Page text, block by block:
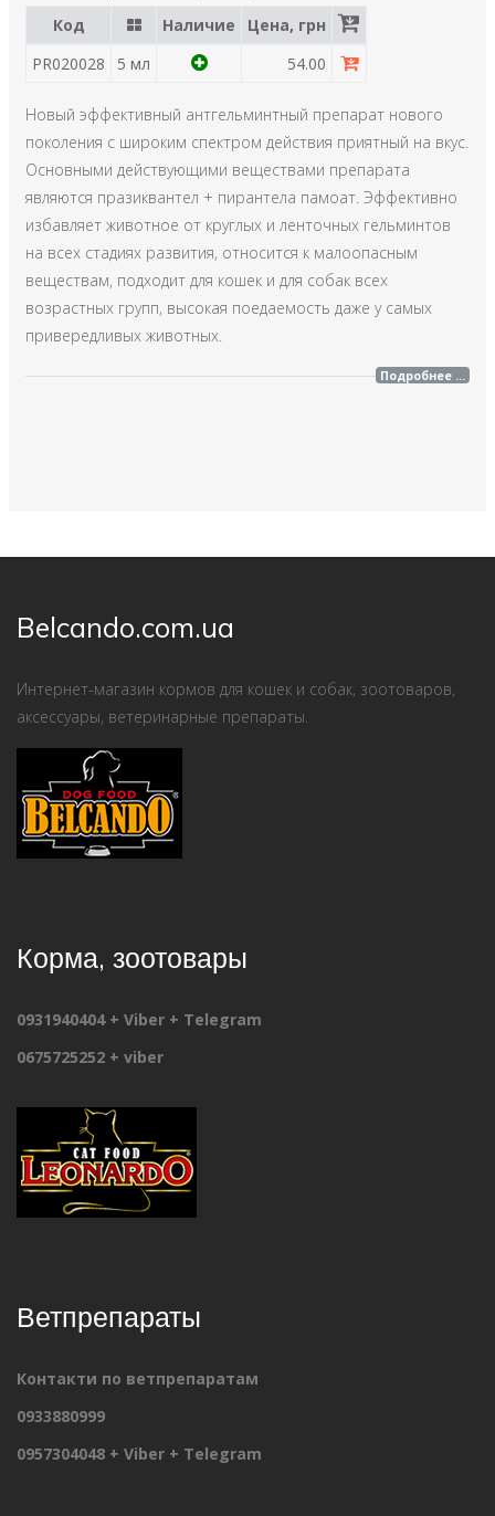
Код Наличие
Цена, грн
PR020028
5 мл 54.00
Новый эффективный антгельминтный препарат нового
поколения с широким спектром действия приятный на вкус.
Основными действующими веществами препарата
являются празиквантел + пирантела памоат. Эффективно
избавляет животное от круглых и ленточных гельминтов
на всех стадиях развития, относится к малоопасным
веществам, подходит для кошек и для собак всех
возрастных групп, высокая поедаемость даже у самых
привередливых животных.
Подробнее ...
Belcando.com.ua
Интернет-магазин кормов для кошек и собак, зоотоваров,
аксессуары, ветеринарные препараты.
Корма, зоотовары
0931940404 + Viber + Telegram
0675725252 + viber
Ветпрепараты
Контакти по ветпрепаратам
0933880999
0957304048 + Viber + Telegram